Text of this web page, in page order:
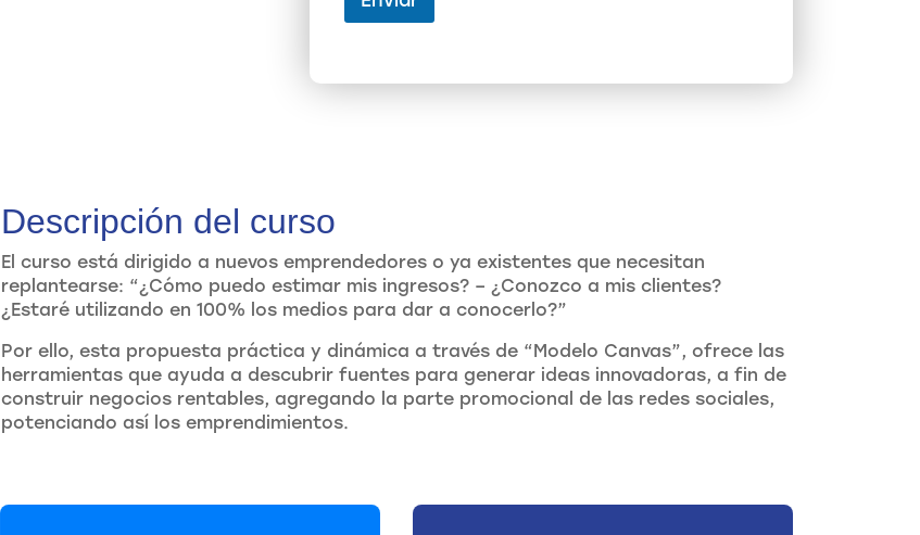
Descripción del curso
El curso está dirigido a nuevos emprendedores o ya existentes que necesitan
replantearse: “¿Cómo puedo estimar mis ingresos? – ¿Conozco a mis clientes?
¿Estaré utilizando en 100% los medios para dar a conocerlo?”
Por ello, esta propuesta práctica y dinámica a través de “Modelo Canvas”, ofrece las
herramientas que ayuda a descubrir fuentes para generar ideas innovadoras, a fin de
construir negocios rentables, agregando la parte promocional de las redes sociales,
potenciando así los emprendimientos.